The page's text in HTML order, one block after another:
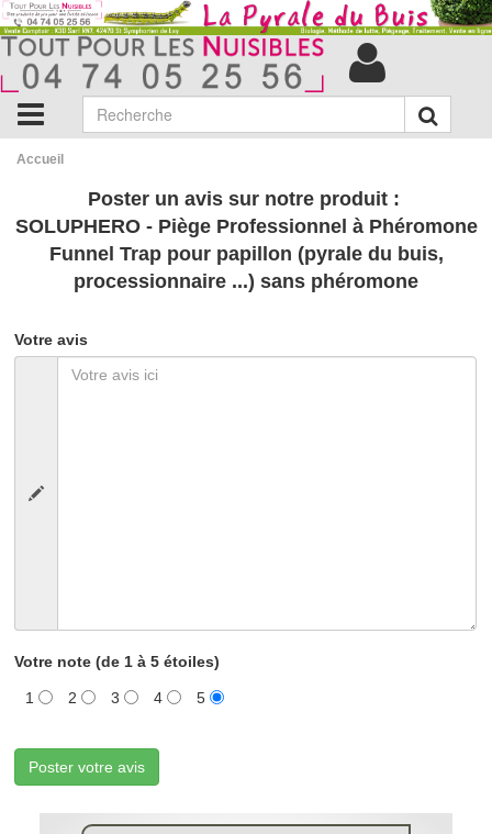
Accueil
Poster un avis sur notre produit :
SOLUPHERO - Piège Professionnel à Phéromone
Funnel Trap pour papillon (pyrale du buis,
processionnaire ...) sans phéromone
Votre avis
Votre note (de 1 à 5 étoiles)
1 2 3 4 5
Poster votre avis